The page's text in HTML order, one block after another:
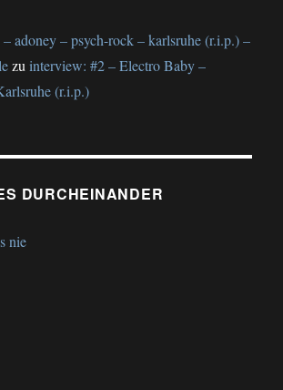
adoney – psych-rock – karlsruhe (r.i.p.) –
zuinterview: #2 – Electro Baby –
(r.i.p.)
DURCHEINANDER
nie